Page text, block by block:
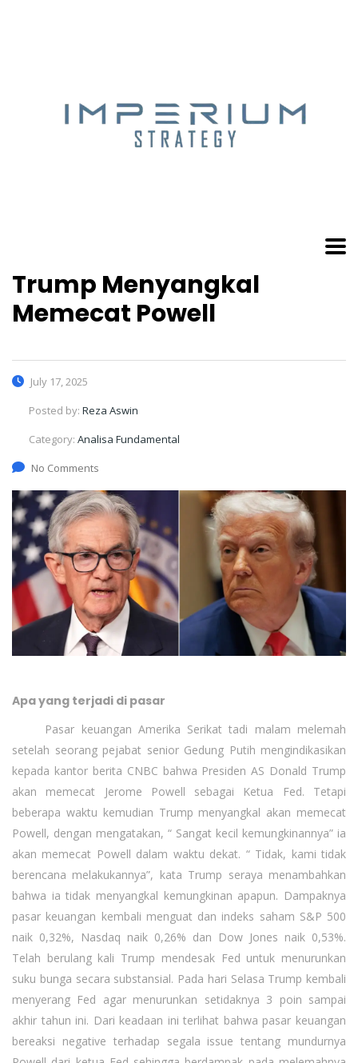
Trump Menyangkal
Memecat Powell
July 17, 2025
Posted by: Reza Aswin
Category: Analisa Fundamental
No Comments
Apa yang terjadi di pasar
Pasar keuangan Amerika Serikat tadi malam melemah
setelah seorang pejabat senior Gedung Putih mengindikasikan
kepada kantor berita CNBC bahwa Presiden AS Donald Trump
akan memecat Jerome Powell sebagai Ketua Fed. Tetapi
beberapa waktu kemudian Trump menyangkal akan memecat
Powell, dengan mengatakan, “ Sangat kecil kemungkinannya” ia
akan memecat Powell dalam waktu dekat. “ Tidak, kami tidak
berencana melakukannya”, kata Trump seraya menambahkan
bahwa ia tidak menyangkal kemungkinan apapun. Dampaknya
pasar keuangan kembali menguat dan indeks saham S&P 500
naik 0,32%, Nasdaq naik 0,26% dan Dow Jones naik 0,53%.
Telah berulang kali Trump mendesak Fed untuk menurunkan
suku bunga secara substansial. Pada hari Selasa Trump kembali
menyerang Fed agar menurunkan setidaknya 3 poin sampai
akhir tahun ini. Dari keadaan ini terlihat bahwa pasar keuangan
bereaksi negative terhadap segala issue tentang mundurnya